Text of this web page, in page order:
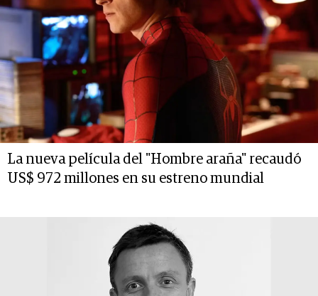
La nueva película del "Hombre araña" recaudó
US$ 972 millones en su estreno mundial